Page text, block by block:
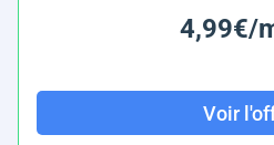
4,99€/
Voir